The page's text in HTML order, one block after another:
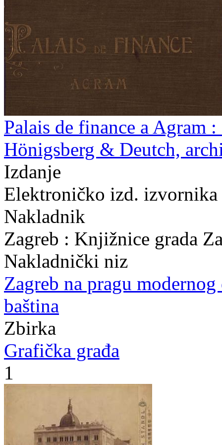
Palais de finance a Agram
Hönigsberg & Deutch,
Izdanje
Elektroničko izd. izvornika
Nakladnik
Zagreb : Knjižnice grada
Nakladnički niz
Zagreb na pragu modernog
baština
Zbirka
Grafička građa
1